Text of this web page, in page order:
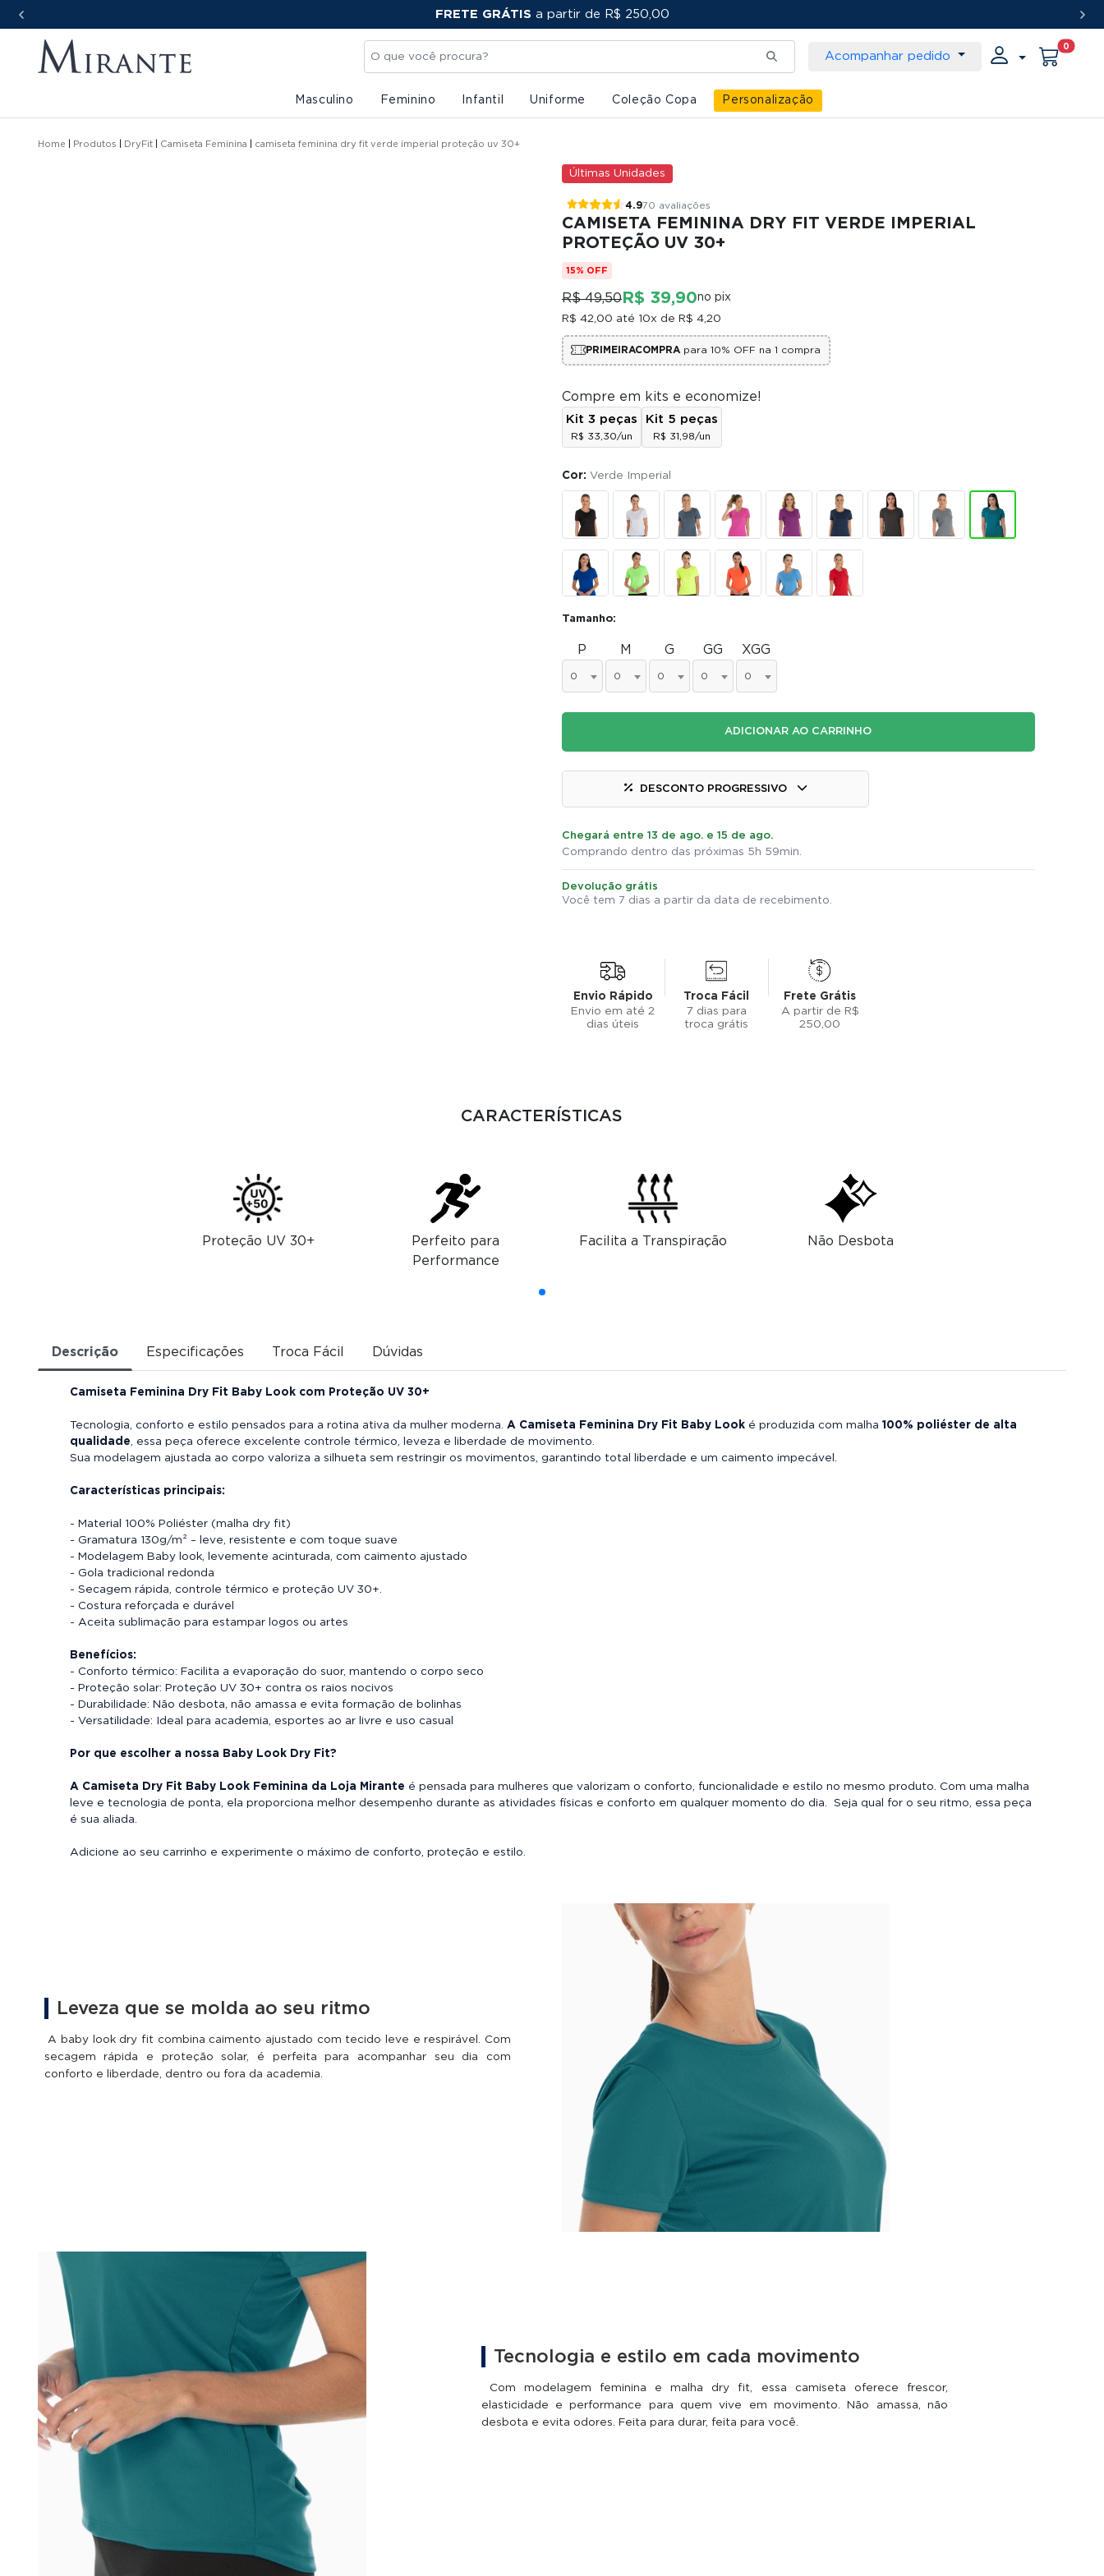
PRIMEIRACOMPRA
FRETE GRÁTIS a partir de R$ 250,00
Acompanhar pedido
0
Masculino Feminino Infantil Uniforme Coleção Copa Personalização
Home Produtos DryFit Camiseta Feminina camiseta feminina dry fit verde imperial proteção uv 30+
Últimas Unidades
4.970 avaliações
CAMISETA FEMININA DRY FIT VERDE IMPERIAL
PROTEÇÃO UV 30+
15% OFF
R$ 49,50R$ 39,90no pix
R$ 42,00 até 10x de R$ 4,20
PRIMEIRACOMPRA para 10% OFF na 1 compra
Compre em kits e economize!
Kit 3 peças
R$ 33,30/un
Kit 5 peças
R$ 31,98/un
Cor: Verde Imperial
Tamanho:
P
0
M
0
G
0
GG
0
XGG
0
ADICIONAR AO CARRINHO
DESCONTO PROGRESSIVO
Chegará entre 13 de ago. e 15 de ago.
Comprando dentro das próximas 5h 59min.
Devolução grátis
Você tem 7 dias a partir da data de recebimento.
Envio Rápido
Envio em até 2
dias úteis
Troca Fácil
7 dias para
troca grátis
Frete Grátis
A partir de R$
250,00
CARACTERÍSTICAS
Proteção UV 30+
Perfeito para
Performance
Facilita a Transpiração Não Desbota
Descrição Especificações Troca Fácil Dúvidas
Camiseta Feminina Dry Fit Baby Look com Proteção UV 30+
Tecnologia, conforto e estilo pensados para a rotina ativa da mulher moderna. A Camiseta Feminina Dry Fit Baby Looké produzida com malha 100% poliéster de alta
qualidade , essa peça oferece excelente controle térmico, leveza e liberdade de movimento.
Sua modelagem ajustada ao corpo valoriza a silhueta sem restringir os movimentos, garantindo total liberdade e um caimento impecável.
Características principais:
- Material 100% Poliéster (malha dry fit)
- Gramatura 130g/m² – leve, resistente e com toque suave
- Modelagem Baby look, levemente acinturada, com caimento ajustado
- Gola tradicional redonda
- Secagem rápida, controle térmico e proteção UV 30+.
- Costura reforçada e durável
- Aceita sublimação para estampar logos ou artes
Benefícios:
- Conforto térmico: Facilita a evaporação do suor, mantendo o corpo seco
- Proteção solar: Proteção UV 30+ contra os raios nocivos
- Durabilidade: Não desbota, não amassa e evita formação de bolinhas
- Versatilidade: Ideal para academia, esportes ao ar livre e uso casual
Por que escolher a nossa Baby Look Dry Fit?
A Camiseta Dry Fit Baby Look Feminina da Loja Mirante é pensada para mulheres que valorizam o conforto, funcionalidade e estilo no mesmo produto. Com uma malha
leve e tecnologia de ponta, ela proporciona melhor desempenho durante as atividades físicas e conforto em qualquer momento do dia. Seja qual for o seu ritmo, essa peça
é sua aliada.
Adicione ao seu carrinho e experimente o máximo de conforto, proteção e estilo.
Leveza que se molda ao seu ritmo
A baby look dry fit combina caimento ajustado com tecido leve e respirável. Com
secagem rápida e proteção solar, é perfeita para acompanhar seu dia com
conforto e liberdade, dentro ou fora da academia.
Tecnologia e estilo em cada movimento
Com modelagem feminina e malha dry fit, essa camiseta oferece frescor,
elasticidade e performance para quem vive em movimento. Não amassa, não
desbota e evita odores. Feita para durar, feita para você.